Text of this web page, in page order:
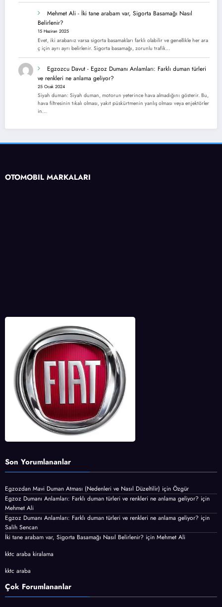
Mehmet Ali - İki tane arabam var, Sigorta Basamağı Nasıl
Belirlenir?
15 Haziran 2025
Evet, iki arabanız varsa sigorta basamakları farklı olabilir ve genellikle her ara
ç için ayrı ayrı belirlenir. Sigorta basamağı, zorunlu trafik…
Egzozcu Davut - Egzoz Dumanı Anlamları: Farklı duman türleri
ve renkleri ne anlama geliyor?
25 Ocak 2024
Siyah duman: Siyah duman, motorun yeterince hava almadığını gösterir. Bu,
hava filtresinin tıkalı olması, yakıt püskürtmenin yanlış olması veya enjektörler
in…
OTOMOBİL MARKALARI
Son Yorumlananlar
Egzozdan Mavi Duman Atması (Nedenleri ve Nasıl Düzeltilir) için Özgür
Egzoz Dumanı Anlamları: Farklı duman türleri ve renkleri ne anlama geliyor? için
Mehmet Ali
Egzoz Dumanı Anlamları: Farklı duman türleri ve renkleri ne anlama geliyor? için
Salih Sencan
İki tane arabam var, Sigorta Basamağı Nasıl Belirlenir? için Mehmet Ali
kktc araba kiralama
kktc araba
Çok Forumlananlar